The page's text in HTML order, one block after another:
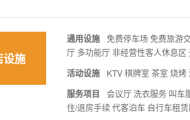
设施
通用设施
免费停车场 免费旅游
厅 多功能厅 非经营性客人休息
活动设施 KTV 棋牌室 茶室 烧
服务项目
会议厅 洗衣服务 叫车
住/退房手续 代客泊车 自行车租